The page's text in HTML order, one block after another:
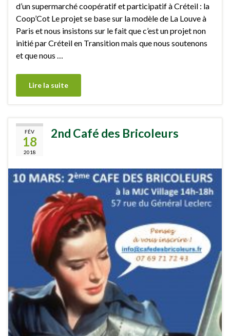
d’un supermarché coopératif et participatif à Créteil : la
Coop’Cot Le projet se base sur la modèle de La Louve à
Paris et nous insistons sur le fait que c’est un projet non
initié par Créteil en Transition mais que nous soutenons
et que nous …
Lire la suite
FÉV
18
2018
2nd Café des Bricoleurs